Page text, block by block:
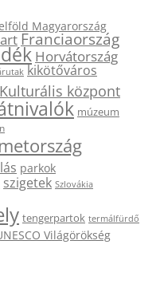
Magyarország
Franciaország
Horvátország
kikötőváros
Kulturális központ
múzeum
parkok
szigetek Szlovákia
tengerpartok termálfürdő
Világörökség